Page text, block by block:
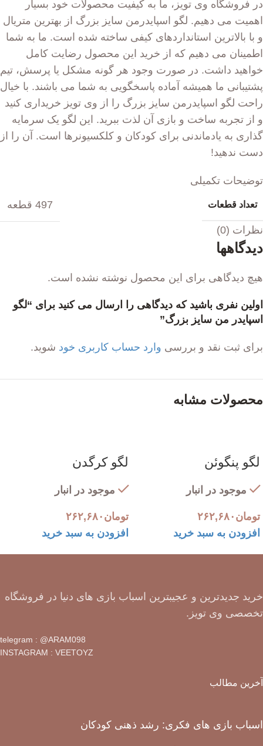
در فروشگاه وی تویز، ما به کیفیت محصولات خود بسیار
اهمیت می دهیم. لگو اسپایدرمن سایز بزرگ از بهترین متریال
و با بالاترین استانداردهای کیفی ساخته شده است. ما به شما
اطمینان می دهیم که از خرید این محصول رضایت کامل
خواهید داشت. در صورت وجود هر گونه مشکل یا پرسش، تیم
پشتیبانی ما همیشه آماده پاسخگویی به شما می باشند. با خیال
راحت لگو اسپایدرمن سایز بزرگ را از وی تویز خریداری کنید
و از تجربه ساخت و بازی آن لذت ببرید. این لگو یک سرمایه
گذاری به یادماندنی برای کودکان و کلکسیونرها است. آن را از
دست ندهید!
توضیحات تکمیلی
تعداد قطعات 497 قطعه
نظرات (0)
دیدگاهها
هیچ دیدگاهی برای این محصول نوشته نشده است.
اولین نفری باشید که دیدگاهی را ارسال می کنید برای “لگو
اسپایدر من سایز بزرگ”
برای ثبت نقد و بررسی وارد حساب کاربری خود شوید.
محصولات مشابه
لگو پنگوئن
موجود در انبار
تومان ۲۶۲,۶۸۰
افزودن به سبد خرید
لگو کرگدن
موجود در انبار
تومان ۲۶۲,۶۸۰
افزودن به سبد خرید
خرید جدیدترین و عجیبترین اسباب بازی های دنیا در فروشگاه
تخصصی وی تویز.
telegram : @ARAM098
INSTAGRAM : VEETOYZ
آخرین مطالب
اسباب بازی های فکری: رشد ذهنی کودکان